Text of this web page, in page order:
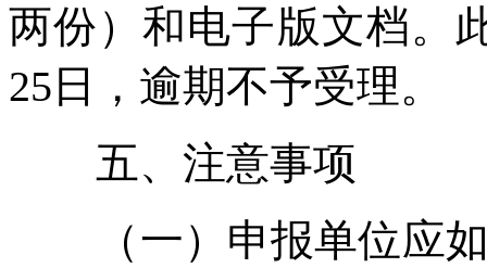
两份）和电子版文档。
25日，逾期不予受理。
五、注意事项
（一）申报单位应如